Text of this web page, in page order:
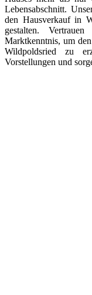
Lebensabschnitt.
den Hausverkauf in
gestalten.
Marktkenntnis, um
Wildpoldsried zu
Vorstellungen und